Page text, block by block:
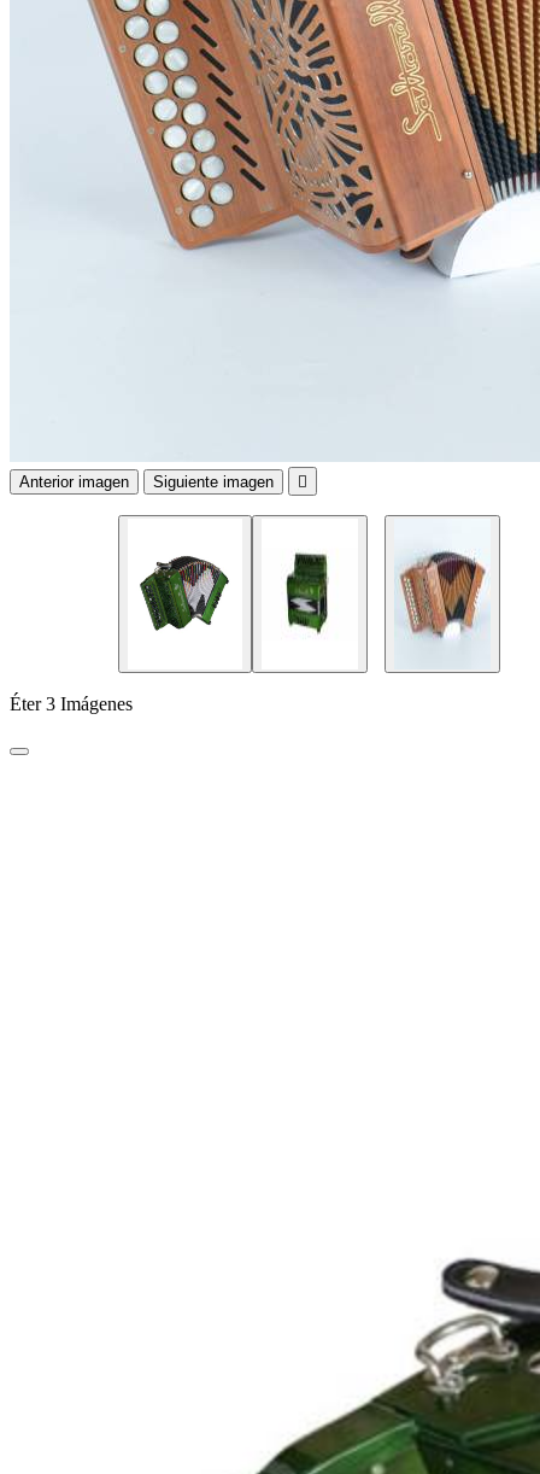
Anterior imagen Siguiente imagen 
Éter 3 Imágenes